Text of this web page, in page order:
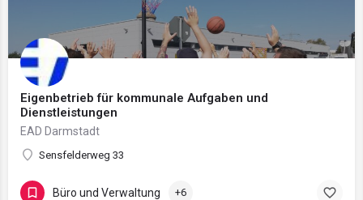
Eigenbetrieb für kommunale Aufgaben und
Dienstleistungen
EAD Darmstadt
Sensfelderweg 33
Büro und Verwaltung +6